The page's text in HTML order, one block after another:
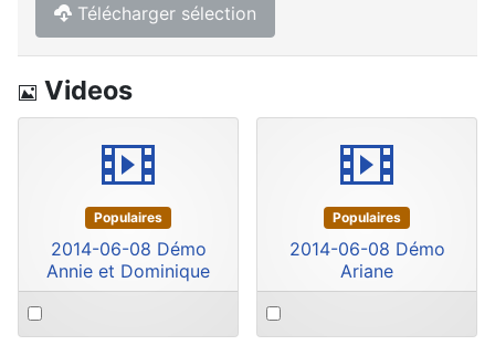
Télécharger sélection
Image
Videos
video
Populaires
2014-06-08 Démo
Annie et Dominique
Select
an
video
Populaires
2014-06-08 Démo
Ariane
Select
an